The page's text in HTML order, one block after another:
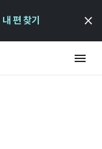
내 편 찾기